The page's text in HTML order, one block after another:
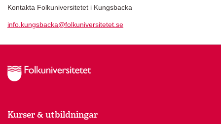
Kontakta Folkuniversitetet i Kungsbacka
info.kungsbacka@folkuniversitetet.se
Kurser & utbildningar